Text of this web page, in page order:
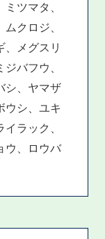
ツマタ、
クロジ、
、メグスリ
バフウ、
シ、ヤマザ
ウシ、ユキ
ラック、
ウ、ロウバ